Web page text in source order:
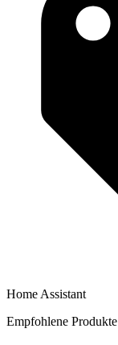
Home Assistant
Empfohlene Produkte